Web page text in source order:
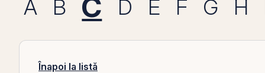
A B D E F G H
Înapoi la listă